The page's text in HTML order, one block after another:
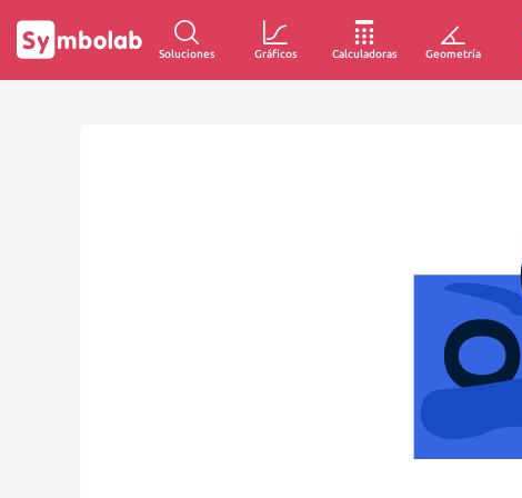
Soluciones Gráficos Calculadoras Geometría